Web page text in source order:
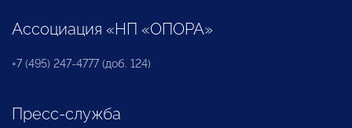
Ассоциация «НП «ОПОРА»
+7 (495) 247-4777 (доб. 124)
Пресс-служба